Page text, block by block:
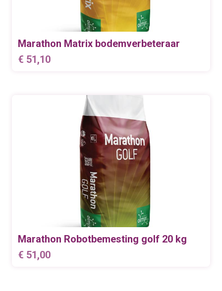
Marathon Matrix bodemverbeteraar
€ 51,10
Marathon Robotbemesting golf 20 kg
€ 51,00